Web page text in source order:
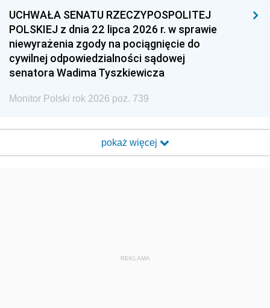
UCHWAŁA SENATU RZECZYPOSPOLITEJ
POLSKIEJ z dnia 22 lipca 2026 r. w sprawie
niewyrażenia zgody na pociągnięcie do
cywilnej odpowiedzialności sądowej
senatora Wadima Tyszkiewicza
Monitor Polski rok 2026 poz. 739
pokaż więcej
REKLAMA